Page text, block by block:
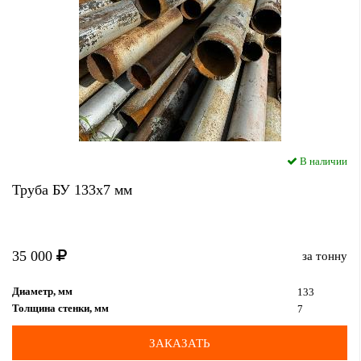
В наличии
Труба БУ 133x7 мм
35 000 за тонну
Диаметр, мм
133
Толщина стенки, мм
7
ЗАКАЗАТЬ